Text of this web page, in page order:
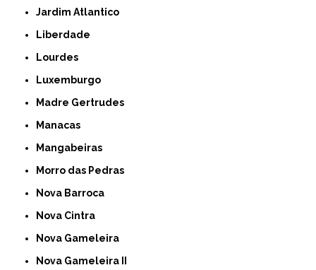
Jardim Atlantico
Liberdade
Lourdes
Luxemburgo
Madre Gertrudes
Manacas
Mangabeiras
Morro das Pedras
Nova Barroca
Nova Cintra
Nova Gameleira
Nova Gameleira II